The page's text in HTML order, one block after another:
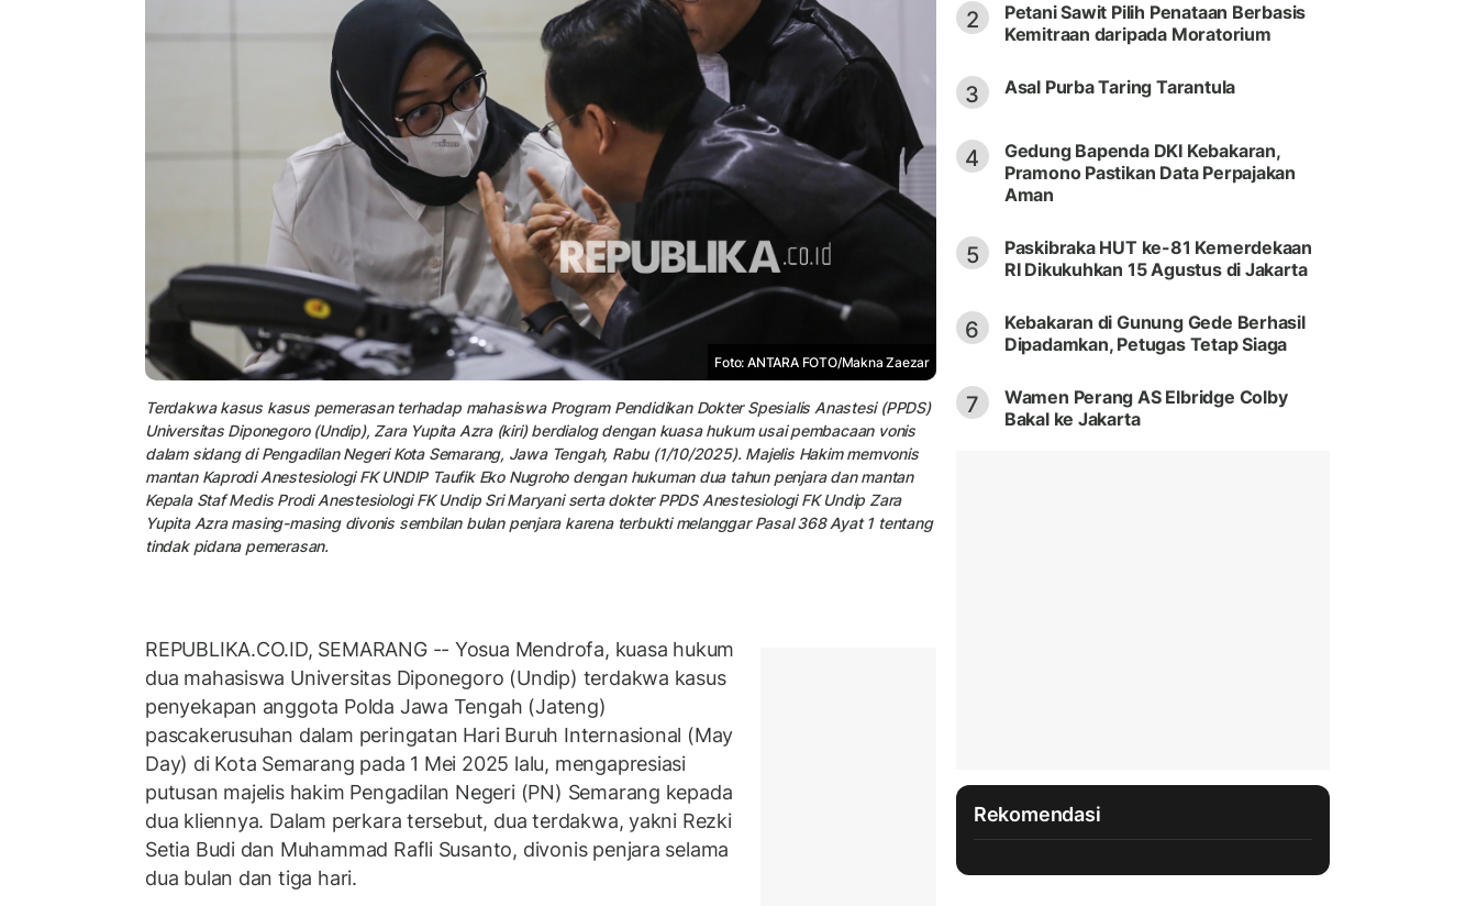
Foto: ANTARA FOTO/Makna Zaezar
Terdakwa kasus kasus pemerasan terhadap mahasiswa Program Pendidikan Dokter Spesialis Anastesi (PPDS)
Universitas Diponegoro (Undip), Zara Yupita Azra (kiri) berdialog dengan kuasa hukum usai pembacaan vonis
dalam sidang di Pengadilan Negeri Kota Semarang, Jawa Tengah, Rabu (1/10/2025). Majelis Hakim memvonis
mantan Kaprodi Anestesiologi FK UNDIP Taufik Eko Nugroho dengan hukuman dua tahun penjara dan mantan
Kepala Staf Medis Prodi Anestesiologi FK Undip Sri Maryani serta dokter PPDS Anestesiologi FK Undip Zara
Yupita Azra masing-masing divonis sembilan bulan penjara karena terbukti melanggar Pasal 368 Ayat 1 tentang
tindak pidana pemerasan.
REPUBLIKA.CO.ID, SEMARANG -- Yosua Mendrofa, kuasa hukum
dua mahasiswa Universitas Diponegoro (Undip) terdakwa kasus
penyekapan anggota Polda Jawa Tengah (Jateng)
pascakerusuhan dalam peringatan Hari Buruh Internasional (May
Day) di Kota Semarang pada 1 Mei 2025 lalu, mengapresiasi
putusan majelis hakim Pengadilan Negeri (PN) Semarang kepada
dua kliennya. Dalam perkara tersebut, dua terdakwa, yakni Rezki
Setia Budi dan Muhammad Rafli Susanto, divonis penjara selama
dua bulan dan tiga hari.
2
Petani Sawit Pilih Penataan Berbasis
Kemitraan daripada Moratorium
3 Asal Purba Taring Tarantula
4
Gedung Bapenda DKI Kebakaran,
Pramono Pastikan Data Perpajakan
Aman
5
Paskibraka HUT ke-81 Kemerdekaan
RI Dikukuhkan 15 Agustus di Jakarta
6
Kebakaran di Gunung Gede Berhasil
Dipadamkan, Petugas Tetap Siaga
7
Wamen Perang AS Elbridge Colby
Bakal ke Jakarta
Rekomendasi